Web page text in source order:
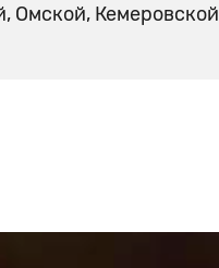
Омской,